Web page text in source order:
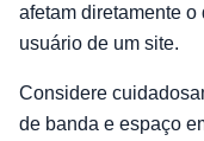
afetam diretamente
usuário de um site.
Considere
de banda e espaço